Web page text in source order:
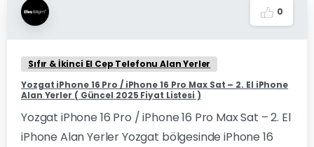
0
Sıfır & İkinci El Cep Telefonu Alan Yerler
Yozgat iPhone 16 Pro / iPhone 16 Pro Max Sat – 2. El iPhone
Alan Yerler ( Güncel 2025 Fiyat Listesi )
Yozgat iPhone 16 Pro / iPhone 16 Pro Max Sat – 2. El
iPhone Alan Yerler Yozgat bölgesinde iPhone 16